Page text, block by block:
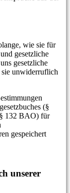
wie sie für
gesetzliche
gesetzliche
sie unwiderruflich
(§
132 BAO) für
gespeichert
unserer